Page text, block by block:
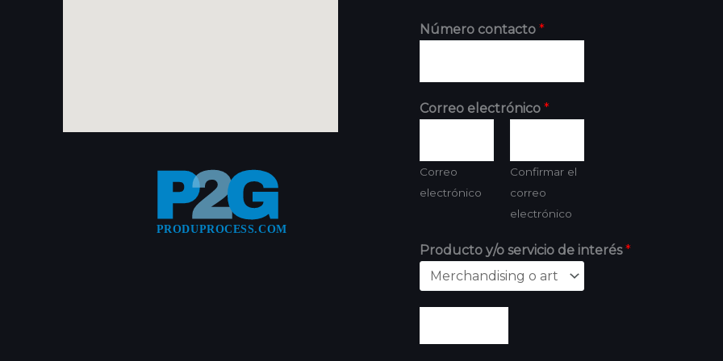
Número contacto *
Correo electrónico *
Correo
electrónico
Confirmar el
correo
electrónico
Producto y/o servicio de interés*